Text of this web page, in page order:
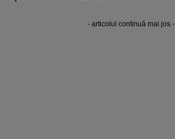
- articolul continuă mai jos -